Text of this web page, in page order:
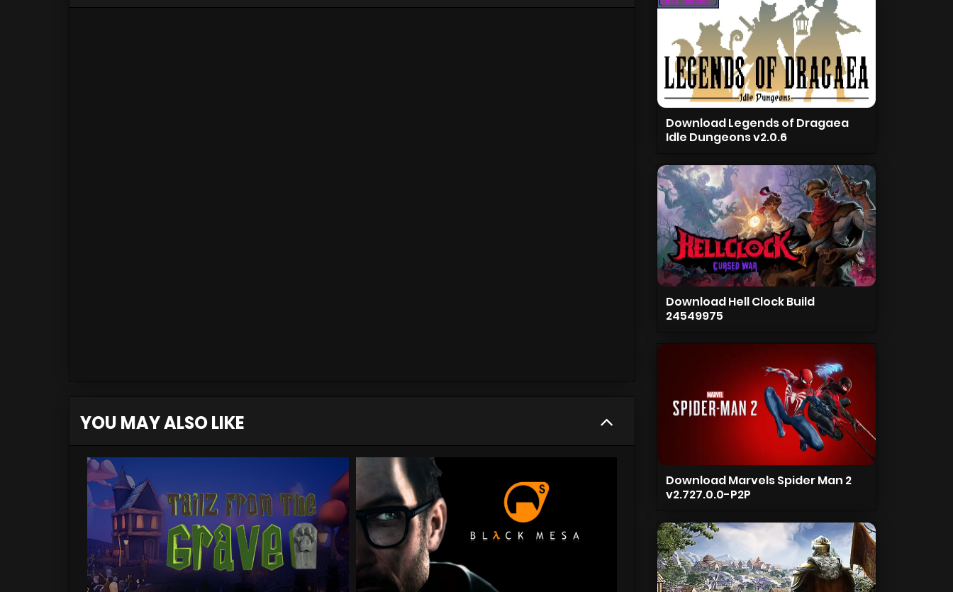
YOU MAY ALSO LIKE
Download Legends of Dragaea
Idle Dungeons v2.0.6
Download Hell Clock Build
24549975
Download Marvels Spider Man 2
v2.727.0.0-P2P